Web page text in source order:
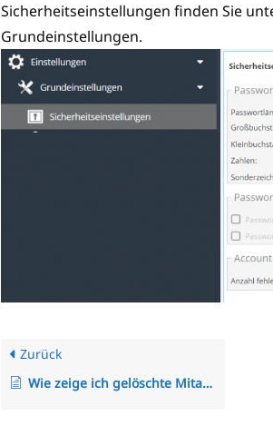
Sicherheitseinstellungen finden Sie
Grundeinstellungen.
Zurück
Wie zeige ich gelöschte Mitarbeiter im System an?